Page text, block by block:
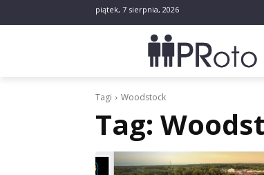
piątek, 7 sierpnia, 2026
Tagi Woodstock
Tag: